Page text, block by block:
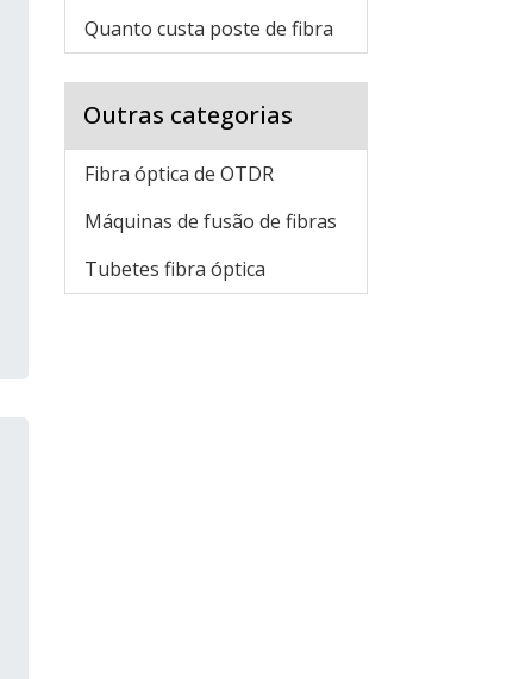
Quanto custa poste de fibra
Outras categorias
Fibra óptica de OTDR
Máquinas de fusão de fibras
Tubetes fibra óptica